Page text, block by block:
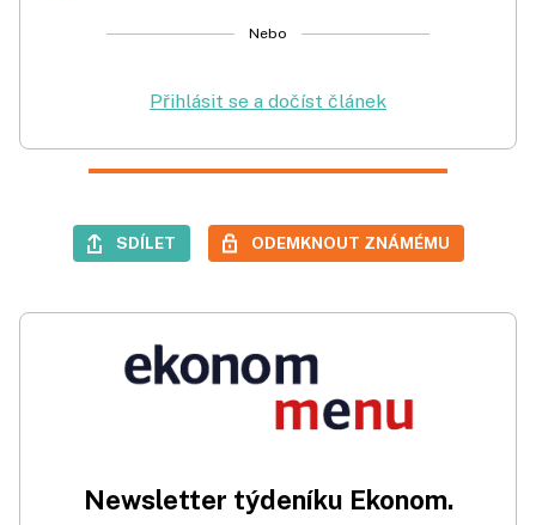
Nebo
Přihlásit se a dočíst článek
SDÍLET ODEMKNOUT ZNÁMÉMU
Newsletter týdeníku Ekonom.